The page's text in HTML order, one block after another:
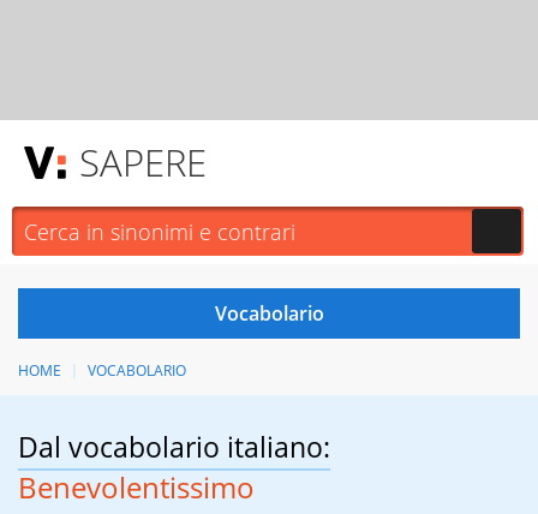
SAPERE
HOME VOCABOLARIO
Dal vocabolario italiano:
Benevolentissimo